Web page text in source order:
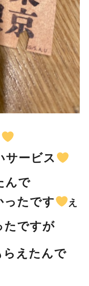
サービス
んで
ったです え
たですが
らえたんで